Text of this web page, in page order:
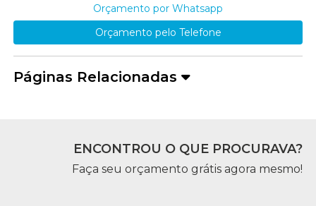
Orçamento por Whatsapp
Orçamento pelo Telefone
Páginas Relacionadas
ENCONTROU O QUE PROCURAVA?
Faça seu orçamento grátis agora mesmo!